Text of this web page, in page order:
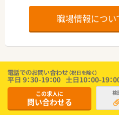
職場情報につい
この求人に
問い合わせる
検